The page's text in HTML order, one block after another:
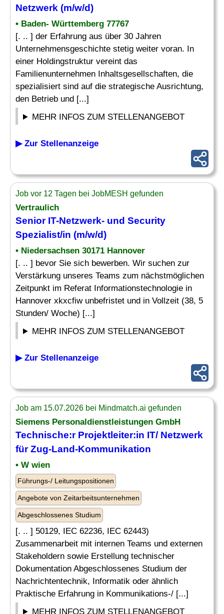
Netzwerk (m/w/d)
• Baden- Württemberg 77767
[. .. ] der Erfahrung aus über 30 Jahren
Unternehmensgeschichte stetig weiter voran. In
einer Holdingstruktur vereint das
Familienunternehmen Inhaltsgesellschaften, die
spezialisiert sind auf die strategische Ausrichtung,
den Betrieb und [...]
MEHR INFOS ZUM STELLENANGEBOT
▶ Zur Stellenanzeige
Job vor 12 Tagen bei JobMESH gefunden
Vertraulich
Senior IT-Netzwerk- und Security
Spezialist/in (m/w/d)
• Niedersachsen 30171 Hannover
[. .. ] bevor Sie sich bewerben. Wir suchen zur
Verstärkung unseres Teams zum nächstmöglichen
Zeitpunkt im Referat Informationstechnologie in
Hannover xkxcfiw unbefristet und in Vollzeit (38, 5
Stunden/ Woche) [...]
MEHR INFOS ZUM STELLENANGEBOT
▶ Zur Stellenanzeige
Job am 15.07.2026 bei Mindmatch.ai gefunden
Siemens Personaldienstleistungen GmbH
Technische:r Projektleiter:in IT/ Netzwerk
für Zug-Land-Kommunikation
• W wien
Führungs-/ Leitungspositionen
Angebote von Zeitarbeitsunternehmen
Abgeschlossenes Studium
[. .. ] 50129, IEC 62236, IEC 62443)
Zusammenarbeit mit internen Teams und externen
Stakeholdern sowie Erstellung technischer
Dokumentation Abgeschlossenes Studium der
Nachrichtentechnik, Informatik oder ähnlich
Praktische Erfahrung in Kommunikations-/ [...]
MEHR INFOS ZUM STELLENANGEBOT